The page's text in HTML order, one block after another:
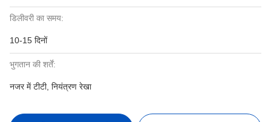
डिलीवरी का समय:
10-15 दिनों
भुगतान की शर्तें:
नजर में टीटी, नियंत्रण रेखा